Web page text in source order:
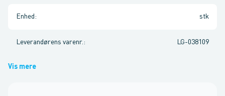
Enhed : stk
Leverandørens varenr. : LG-038109
Vis mere